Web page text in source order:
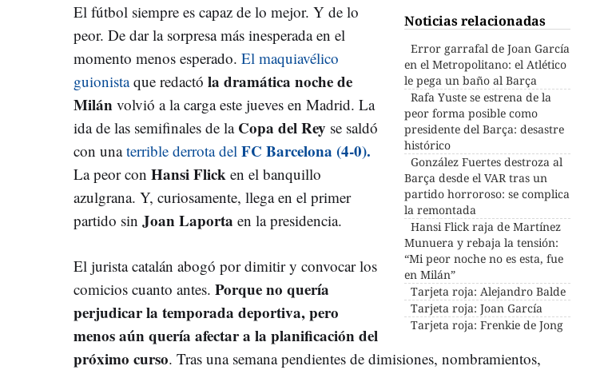
Noticias relacionadas
Error garrafal de Joan García
en el Metropolitano: el Atlético
le pega un baño al Barça
Rafa Yuste se estrena de la
peor forma posible como
presidente del Barça: desastre
histórico
González Fuertes destroza al
Barça desde el VAR tras un
partido horroroso: se complica
la remontada
Hansi Flick raja de Martínez
Munuera y rebaja la tensión:
“Mi peor noche no es esta, fue
en Milán”
Tarjeta roja: Alejandro Balde
Tarjeta roja: Joan García
Tarjeta roja: Frenkie de Jong
El fútbol siempre es capaz de lo mejor. Y de lo
peor. De dar la sorpresa más inesperada en el
momento menos esperado. El maquiavélico
guionistaque redactó la dramática noche de
Milán volvió a la carga este jueves en Madrid. La
ida de las semifinales de la Copa del Rey se saldó
con unaterrible derrota del FC Barcelona (4-0).
La peor con Hansi Flick en el banquillo
azulgrana. Y, curiosamente, llega en el primer
partido sin Joan Laporta en la presidencia.
El jurista catalán abogó por dimitir y convocar los
comicios cuanto antes. Porque no quería
perjudicar la temporada deportiva, pero
menos aún quería afectar a la planificación del
próximo curso. Tras una semana pendientes de dimisiones, nombramientos,